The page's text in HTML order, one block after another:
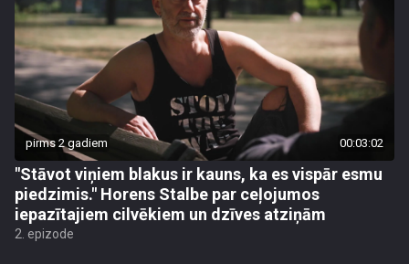
pirms 2 gadiem 00:03:02
"Stāvot viņiem blakus ir kauns, ka es vispār esmu
piedzimis." Horens Stalbe par ceļojumos
iepazītajiem cilvēkiem un dzīves atziņām
2. epizode